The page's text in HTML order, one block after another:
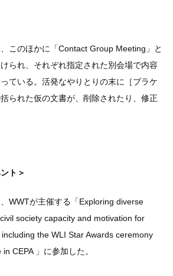
このほかに「Contact Group Meeting」と
られ、それぞれ指定された別会場で内容
ている。活発なやりとりの末に［ブラケ
られた仮の文書が、削除されたり、修正
ト＞
WWTが主催する「Exploring diverse
society capacity and motivation for
the WLI Star Awards ceremony
CEPA 」に参加した。